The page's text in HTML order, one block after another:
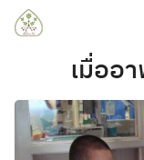
Skip
เมื่ออ